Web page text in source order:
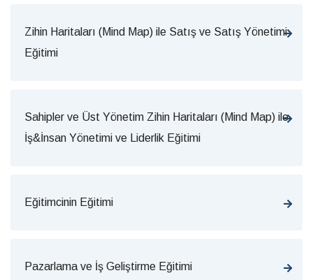
Zihin Haritaları (Mind Map) ile Satış ve Satış Yönetimi
Eğitimi
Sahipler ve Üst Yönetim Zihin Haritaları (Mind Map) ile
İş&İnsan Yönetimi ve Liderlik Eğitimi
Eğitimcinin Eğitimi
Pazarlama ve İş Geliştirme Eğitimi